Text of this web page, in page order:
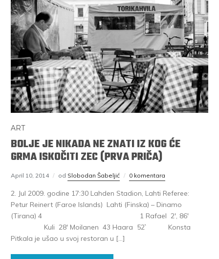
ART
BOLJE JE NIKADA NE ZNATI IZ KOG ĆE
GRMA ISKOČITI ZEC (PRVA PRIČA)
April 10, 2014 od Slobodan Šabeljić 0 komentara
2. Jul 2009. godine 17:30 Lahden Stadion, Lahti Referee:
Petur Reinert (Faroe Islands) Lahti (Finska) – Dinamo
(Tirana) 4 1 Rafael 2′, 86′
Kuli 28′ Moilanen 43 Haara 52` Konsta
Pitkala je ušao u svoj restoran u […]